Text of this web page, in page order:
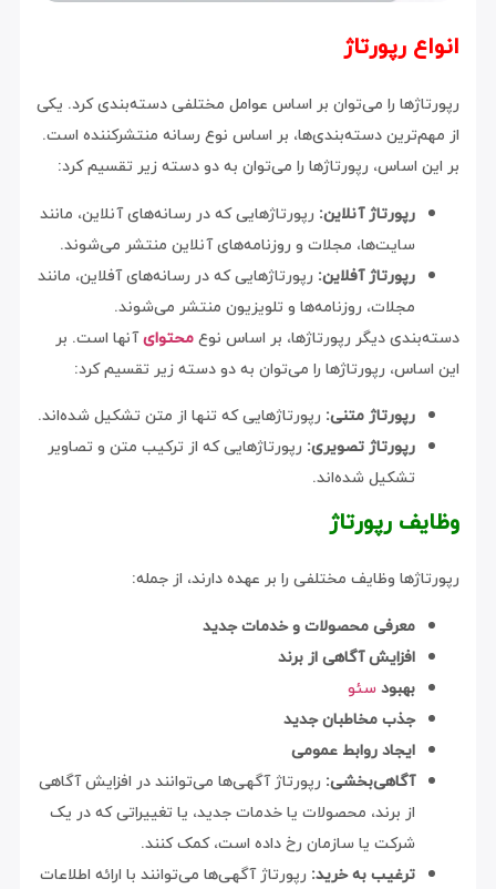
انواع رپورتاژ
رپورتاژها را می‌توان بر اساس عوامل مختلفی دسته‌بندی کرد. یکی
از مهم‌ترین دسته‌بندی‌ها، بر اساس نوع رسانه منتشرکننده است.
بر این اساس، رپورتاژها را می‌توان به دو دسته زیر تقسیم کرد:
رپورتاژ آنلاین: رپورتاژهایی که در رسانه‌های آنلاین، مانند
سایت‌ها، مجلات و روزنامه‌های آنلاین منتشر می‌شوند.
رپورتاژ آفلاین: رپورتاژهایی که در رسانه‌های آفلاین، مانند
مجلات، روزنامه‌ها و تلویزیون منتشر می‌شوند.
دسته‌بندی دیگر رپورتاژها، بر اساس نوعمحتوایآنها است. بر
این اساس، رپورتاژها را می‌توان به دو دسته زیر تقسیم کرد:
رپورتاژ متنی: رپورتاژهایی که تنها از متن تشکیل شده‌اند.
رپورتاژ تصویری: رپورتاژهایی که از ترکیب متن و تصاویر
تشکیل شده‌اند.
وظایف رپورتاژ
رپورتاژها وظایف مختلفی را بر عهده دارند، از جمله:
معرفی محصولات و خدمات جدید
افزایش آگاهی از برند
بهبودسئو
جذب مخاطبان جدید
ایجاد روابط عمومی
آگاهی‌بخشی: رپورتاژ آگهی‌ها می‌توانند در افزایش آگاهی
از برند، محصولات یا خدمات جدید، یا تغییراتی که در یک
شرکت یا سازمان رخ داده است، کمک کنند.
ترغیب به خرید: رپورتاژ آگهی‌ها می‌توانند با ارائه اطلاعات